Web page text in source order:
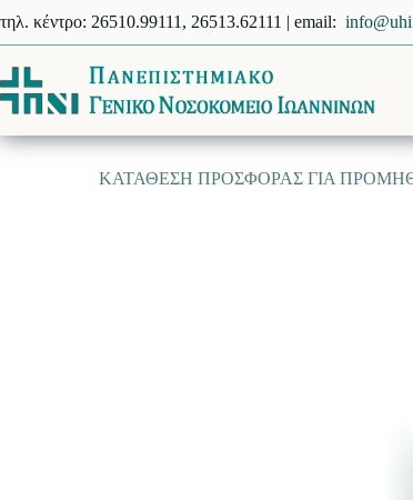
στο
περιεχόμενο
τηλ. κέντρο: 26510.99111, 26513.62111 | email:
ΚΑΤΑΘΕΣΗ ΠΡΟΣΦΟΡΑΣ ΓΙΑ